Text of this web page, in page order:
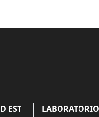
EST
LABORATORIO